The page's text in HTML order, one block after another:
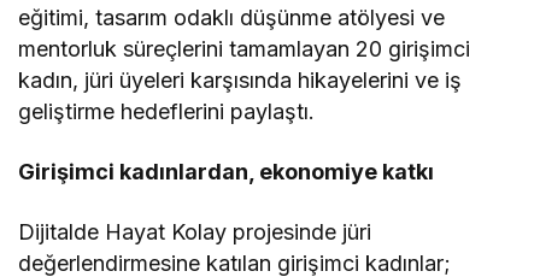
eğitimi, tasarım odaklı düşünme atölyesi ve
mentorluk süreçlerini tamamlayan 20 girişimci
kadın, jüri üyeleri karşısında hikayelerini ve iş
geliştirme hedeflerini paylaştı.
Girişimci kadınlardan, ekonomiye katkı
Dijitalde Hayat Kolay projesinde jüri
değerlendirmesine katılan girişimci kadınlar;